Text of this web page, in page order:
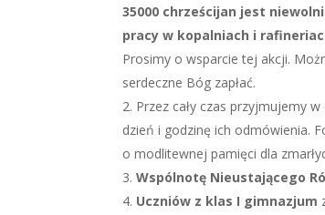
35000 chrześcijan jest
pracy w kopalniach i
Prosimy o wsparcie tej akcji.
serdeczne Bóg zapłać.
Przez cały czas przyjmujemy w
dzień i godzinę ich odmówienia.
o modlitewnej pamięci dla
Wspólnotę Nieustającego
Uczniów z klas I gimnazjum